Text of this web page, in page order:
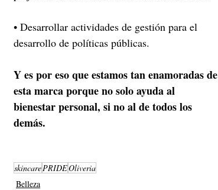
• Desarrollar actividades de gestión para el
desarrollo de políticas públicas.
Y es por eso que estamos tan enamoradas de
esta marca porque no solo ayuda al
bienestar personal, si no al de todos los
demás.
skincarePRIDEOliveria
Belleza